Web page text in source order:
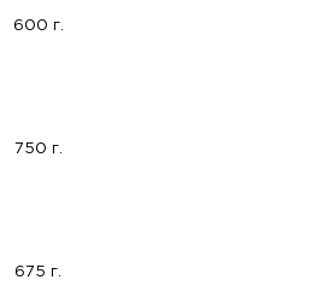
600 г.
750 г.
675 г.